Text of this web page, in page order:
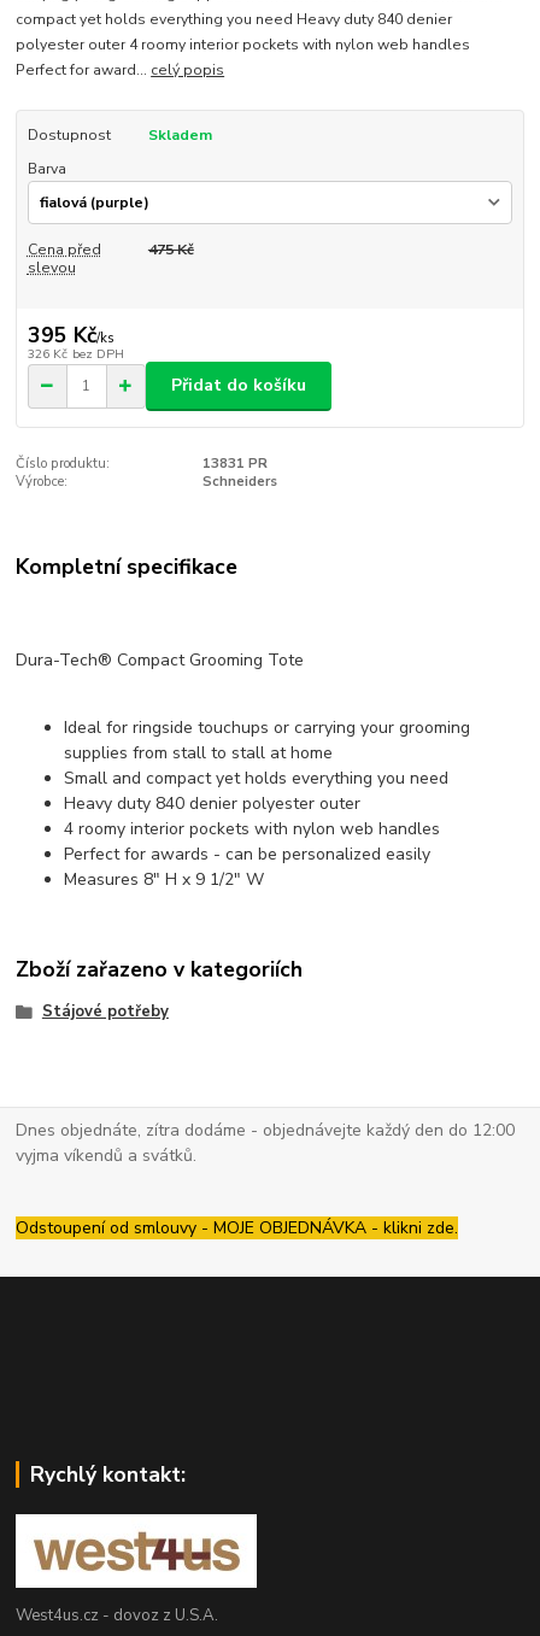
compact yet holds everything you need Heavy duty 840 denier
polyester outer 4 roomy interior pockets with nylon web handles
Perfect for award... celý popis
Dostupnost
Skladem
Barva
Cena před
slevou
475 Kč
395 Kč/ks
326 Kč bez DPH
Přidat do košíku
Číslo produktu:
13831 PR
Výrobce:
Schneiders
Kompletní specifikace
Dura-Tech® Compact Grooming Tote
Ideal for ringside touchups or carrying your grooming
supplies from stall to stall at home
Small and compact yet holds everything you need
Heavy duty 840 denier polyester outer
4 roomy interior pockets with nylon web handles
Perfect for awards - can be personalized easily
Measures 8" H x 9 1/2" W
Zboží zařazeno v kategoriích
Stájové potřeby
Dnes objednáte, zítra dodáme - objednávejte každý den do 12:00
vyjma víkendů a svátků.
Odstoupení od smlouvy - MOJE OBJEDNÁVKA - klikni zde.
Rychlý kontakt:
West4us.cz - dovoz z U.S.A.